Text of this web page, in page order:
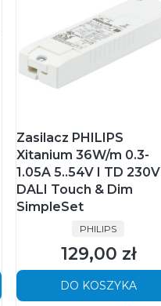
Zasilacz PHILIPS
Xitanium 36W/m 0.3-
1.05A 5..54V I TD 230V
DALI Touch & Dim
SimpleSet
PRODUCENT
PHILIPS
Cena
129,00 zł
DO KOSZYKA